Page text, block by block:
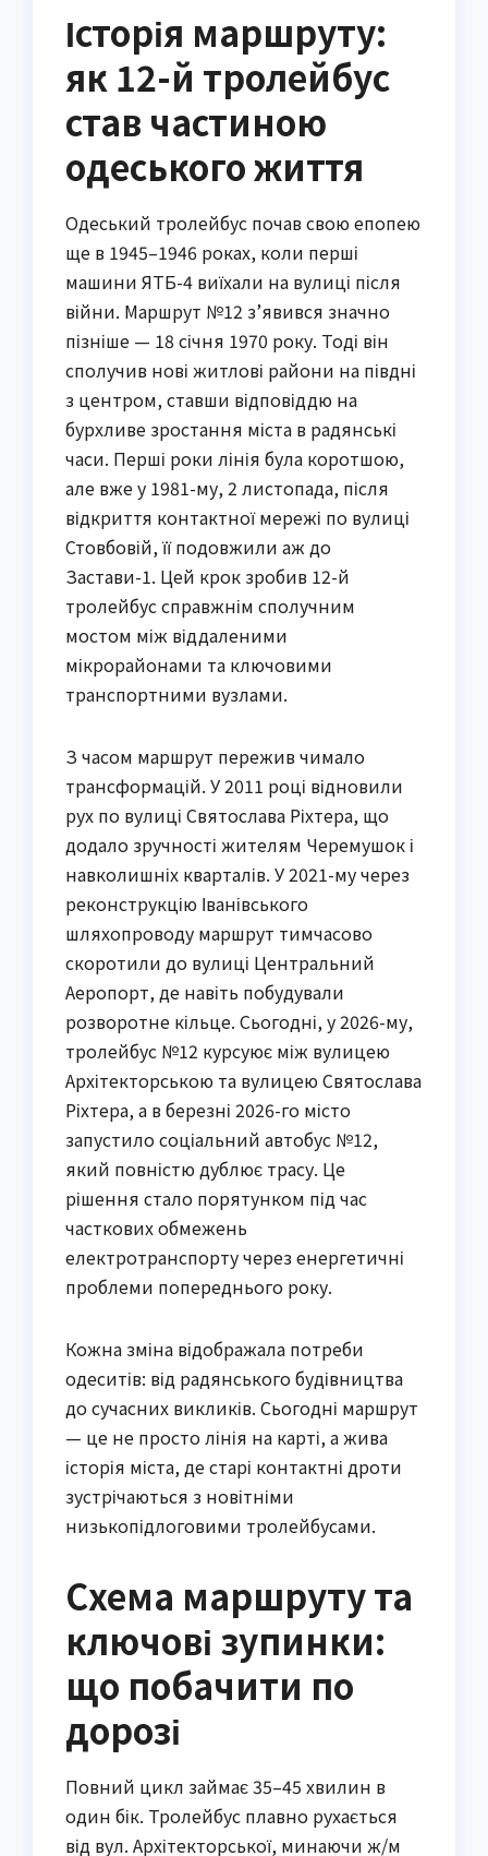
Історія маршруту:
як 12-й тролейбус
став частиною
одеського життя
Одеський тролейбус почав свою епопею
ще в 1945–1946 роках, коли перші
машини ЯТБ-4 виїхали на вулиці після
війни. Маршрут №12 з’явився значно
пізніше — 18 січня 1970 року. Тоді він
сполучив нові житлові райони на півдні
з центром, ставши відповіддю на
бурхливе зростання міста в радянські
часи. Перші роки лінія була коротшою,
але вже у 1981-му, 2 листопада, після
відкриття контактної мережі по вулиці
Стовбовій, її подовжили аж до
Застави-1. Цей крок зробив 12-й
тролейбус справжнім сполучним
мостом між віддаленими
мікрорайонами та ключовими
транспортними вузлами.
З часом маршрут пережив чимало
трансформацій. У 2011 році відновили
рух по вулиці Святослава Ріхтера, що
додало зручності жителям Черемушок і
навколишніх кварталів. У 2021-му через
реконструкцію Іванівського
шляхопроводу маршрут тимчасово
скоротили до вулиці Центральний
Аеропорт, де навіть побудували
розворотне кільце. Сьогодні, у 2026-му,
тролейбус №12 курсуює між вулицею
Архітекторською та вулицею Святослава
Ріхтера, а в березні 2026-го місто
запустило соціальний автобус №12,
який повністю дублює трасу. Це
рішення стало порятунком під час
часткових обмежень
електротранспорту через енергетичні
проблеми попереднього року.
Кожна зміна відображала потреби
одеситів: від радянського будівництва
до сучасних викликів. Сьогодні маршрут
— це не просто лінія на карті, а жива
історія міста, де старі контактні дроти
зустрічаються з новітніми
низькопідлоговими тролейбусами.
Схема маршруту та
ключові зупинки:
що побачити по
дорозі
Повний цикл займає 35–45 хвилин в
один бік. Тролейбус плавно рухається
від вул. Архітекторської, минаючи ж/м